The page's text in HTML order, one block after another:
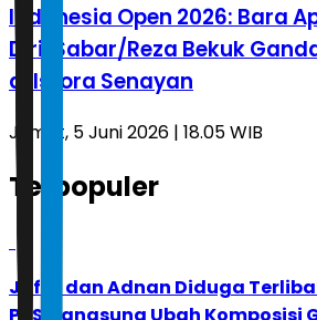
Indonesia Open 2026: Bara
Diri, Sabar/Reza Bekuk
di Istora Senayan
Jumat, 5 Juni 2026 | 18.05 WIB
Terpopuler
Jafar dan Adnan Diduga